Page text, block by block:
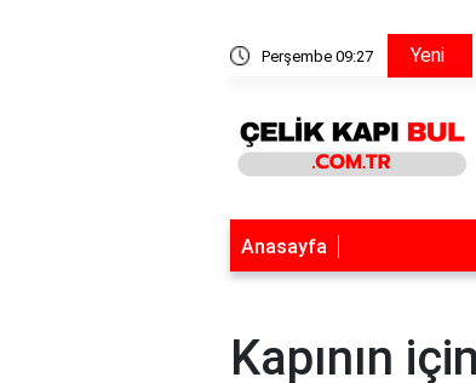
Perşembe 09:27 Yeni
Anasayfa
Kapının